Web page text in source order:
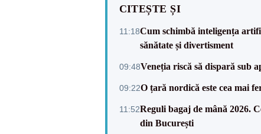
CITEȘTE ȘI
11:18Cum schimbă inteligența
sănătate și divertisment
09:48Veneția riscă să dispară sub
09:22O țară nordică este cea mai
11:52Reguli bagaj de mână 2026.
din București